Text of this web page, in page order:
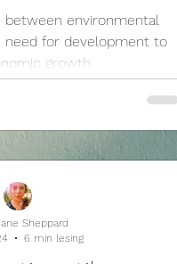
between environmental
need for development to
growth
Sheppard
6 min lesing